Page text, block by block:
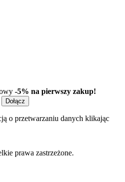
-5% na pierwszy zakup!
Dołącz
o przetwarzaniu danych klikając
prawa zastrzeżone.